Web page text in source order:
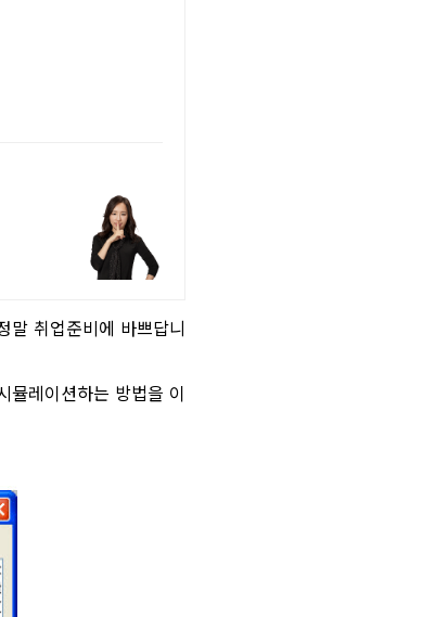
말 취업준비에 바쁘답니
뮬레이션하는 방법을 이